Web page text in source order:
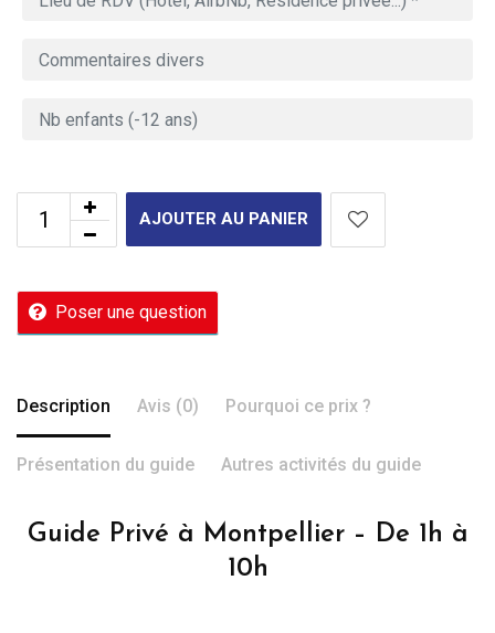
AJOUTER AU PANIER
Poser une question
Description Avis (0) Pourquoi ce prix ?
Présentation du guide Autres activités du guide
Guide Privé à Montpellier – De 1h à
10h